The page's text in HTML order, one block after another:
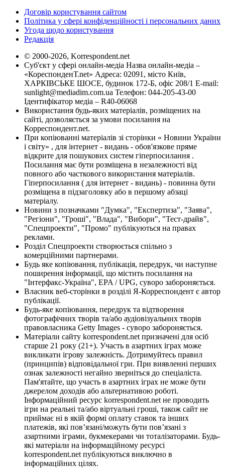
Договір користування сайтом
Політика у сфері конфіденційності і персональних даних
Угода щодо користування
Редакція
© 2000-2026, Korrespondent.net
Суб'єкт у сфері онлайн-медіа Назва онлайн-медіа –
«КореспонденТ.net» Адреса: 02091, місто Київ,
ХАРКІВСЬКЕ ШОСЕ, будинок 172-Б, офіс 208/1 E-mail:
sunlight@mediadim.com.ua Телефон: 044-205-43-00
Ідентифікатор медіа – R40-06068
Використання будь-яких матеріалів, розміщених на
сайті, дозволяється за умови посилання на
Корреспондент.net.
При копіюванні матеріалів зі сторінки « Новини України
і світу» , для інтернет - видань - обов'язкове пряме
відкрите для пошукових систем гіперпосилання .
Посилання має бути розміщена в незалежності від
повного або часткового використання матеріалів.
Гіперпосилання ( для інтернет - видань) - повинна бути
розміщена в підзаголовку або в першому абзаці
матеріалу.
Новини з позначками "Думка", "Експертиза", "Заява",
"Регіони", "Гроші", "Влада", "Вибори", "Тест-драйв",
"Спецпроекти", "Промо" публікуються на правах
реклами.
Розділ Спецпроекти створюється спільно з
комерційними партнерами.
Будь яке копіювання, публікація, передрук, чи наступне
поширення інформації, що містить посилання на
"Інтерфакс-Україна", EPA / UPG, суворо забороняється.
Власник веб-сторінки в розділі Я-Корреспондент є автор
публікації.
Будь-яке копіювання, передрук та відтворення
фотографічних творів та/або аудіовізуальних творів
правовласника Getty Images - суворо забороняється.
Матеріали сайту korrespondent.net призначені для осіб
старше 21 року (21+). Участь в азартних іграх може
викликати ігрову залежність. Дотримуйтесь правил
(принципів) відповідальної гри. При виявленні перших
ознак залежності негайно зверніться до спеціаліста.
Пам'ятайте, що участь в азартних іграх не може бути
джерелом доходів або альтернативою роботі.
Інформаційний ресурс korrespondent.net не проводить
ігри на реальні та/або віртуальні гроші, також сайт не
приймає ні в якій формі оплату ставок та інших
платежів, які пов’язані/можуть бути пов’язані з
азартними іграми, букмекерами чи тоталізаторами. Будь-
які матеріали на інформаційному ресурсі
korrespondent.net публікуються виключно в
інформаційних цілях.